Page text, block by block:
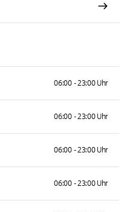
06:00 - 23:00 Uhr
06:00 - 23:00 Uhr
06:00 - 23:00 Uhr
06:00 - 23:00 Uhr